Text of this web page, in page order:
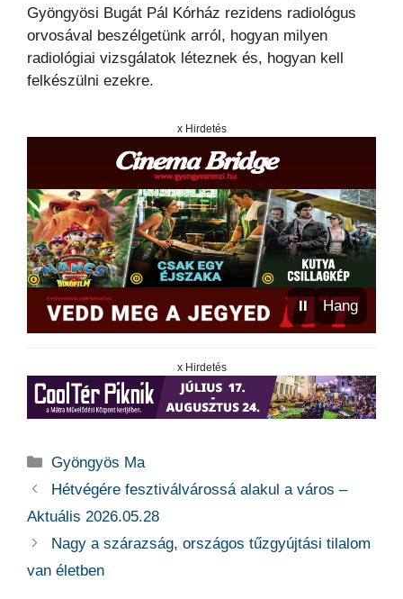
Gyöngyösi Bugát Pál Kórház rezidens radiológus
orvosával beszélgetünk arról, hogyan milyen
radiológiai vizsgálatok léteznek és, hogyan kell
felkészülni ezekre.
x Hirdetés
⏸ Hang
x Hirdetés
Kategória
Gyöngyös Ma
Hétvégére fesztiválvárossá alakul a város –
Aktuális 2026.05.28
Nagy a szárazság, országos tűzgyújtási tilalom
van életben